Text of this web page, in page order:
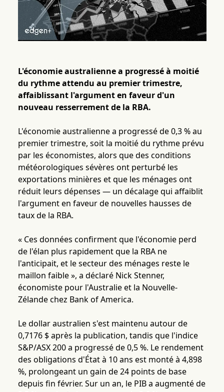
L'économie australienne a progressé à moitié
du rythme attendu au premier trimestre,
affaiblissant l'argument en faveur d'un
nouveau resserrement de la RBA.
L'économie australienne a progressé de 0,3 % au
premier trimestre, soit la moitié du rythme prévu
par les économistes, alors que des conditions
météorologiques sévères ont perturbé les
exportations minières et que les ménages ont
réduit leurs dépenses — un décalage qui affaiblit
l'argument en faveur de nouvelles hausses de
taux de la RBA.
« Ces données confirment que l'économie perd
de l'élan plus rapidement que la RBA ne
l'anticipait, et le secteur des ménages reste le
maillon faible », a déclaré Nick Stenner,
économiste pour l'Australie et la Nouvelle-
Zélande chez Bank of America.
Le dollar australien s'est maintenu autour de
0,7176 $ après la publication, tandis que l'indice
S&P/ASX 200 a progressé de 0,5 %. Le rendement
des obligations d'État à 10 ans est monté à 4,898
%, prolongeant un gain de 24 points de base
depuis fin février. Sur un an, le PIB a augmenté de